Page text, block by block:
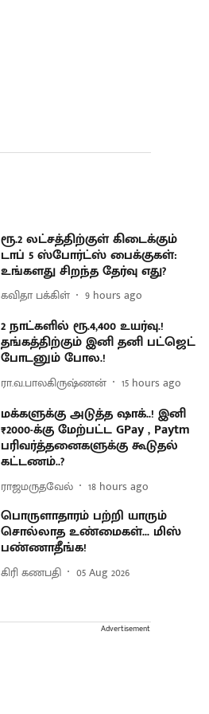
ரூ.2 லட்சத்திற்குள் கிடைக்கும்
டாப் 5 ஸ்போர்ட்ஸ் பைக்குகள்:
உங்களது சிறந்த தேர்வு எது?
கவிதா பக்கிள் 9 hours ago
2 நாட்களில் ரூ.4,400 உயர்வு.!
தங்கத்திற்கும் இனி தனி பட்ஜெட்
போடனும் போல.!
ரா.வ.பாலகிருஷ்ணன் 15 hours ago
மக்களுக்கு அடுத்த ஷாக்..! இனி
₹2000-க்கு மேற்பட்ட GPay , Paytm
பரிவர்த்தனைகளுக்கு கூடுதல்
கட்டணம்..?
ராஜமருதவேல் 18 hours ago
பொருளாதாரம் பற்றி யாரும்
சொல்லாத உண்மைகள்... மிஸ்
பண்ணாதீங்க!
கிரி கணபதி 05 Aug 2026
Advertisement